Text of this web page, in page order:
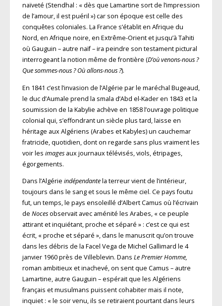
naïveté (Stendhal : « dès que Lamartine sort de l’im­pression
de l’amour, il est puéril ») car son époque est celle des
conquêtes coloniales. La France s’établit en Afrique du
Nord, en Afrique noire, en Extrême-Orient et jusqu’à Tahiti
où Gauguin – autre naïf – ira peindre son testament pictural
interrogeant la notion même de frontière (D’où venons-nous ?
Que sommes-nous ? Où allons-nous ?).
En 1841 c’est l’invasion de l’Algérie par le maréchal Bugeaud,
le duc d’Aumale prend la smala d’Abd el-Kader en 1843 et la
sou­mission de la Kabylie achève en 1858 l’ouvrage politique
colonial qui, s’effondrant un siècle plus tard, laisse en
héritage aux Algériens (Arabes et Kabyles) un cauchemar
fratricide, quotidien, dont on regarde sans plus vraiment les
voir les imagesaux journaux télévisés, viols, étripages,
égorgements.
Dans l’Algérie indépendantela terreur vient de l’intérieur,
toujours dans le sang et sous le même ciel. Ce pays foutu
fut, un temps, le pays ensoleillé d’Albert Camus où l’écrivain
de Nocesobservait avec aménité les Arabes, « ce peuple
attirant et inquiétant, proche et séparé » : c’est ce qui est
écrit, « proche et séparé », dans le manus­crit qu’on trouve
dans les débris de la Facel Vega de Michel Gallimard le 4
janvier 1960 près de Villeblevin. Dans Le Premier Homme,
roman ambitieux et inachevé, on sent que Camus – autre
Lamartine, autre Gauguin – espérait que les Algériens
français et musulmans puissent cohabiter mais il note,
inquiet : « le soir venu, ils se retiraient pourtant dans leurs